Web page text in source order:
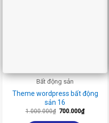
Bất động sản
Theme wordpress bất động
sản 16
1.000.000₫ Giá
là:
700.000₫Giá
hiện